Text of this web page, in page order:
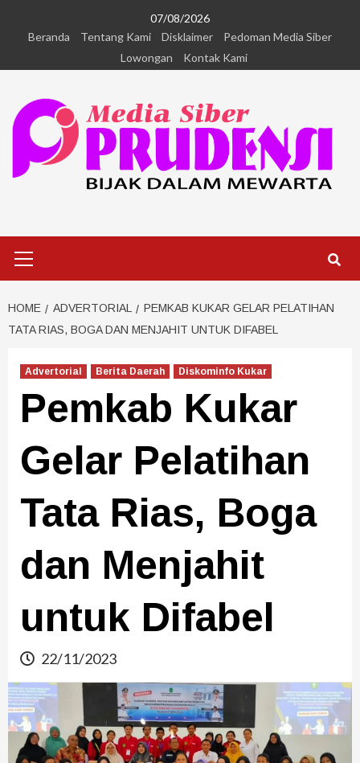
07/08/2026
Beranda
Tentang Kami Disklaimer
Pedoman Media Siber
Lowongan
Kontak Kami
HOME ADVERTORIAL
PEMKAB KUKAR GELAR PELATIHAN
TATA RIAS, BOGA DAN MENJAHIT UNTUK DIFABEL
Advertorial Berita Daerah Diskominfo Kukar
Pemkab Kukar
Gelar Pelatihan
Tata Rias, Boga
dan Menjahit
untuk Difabel
22/11/2023